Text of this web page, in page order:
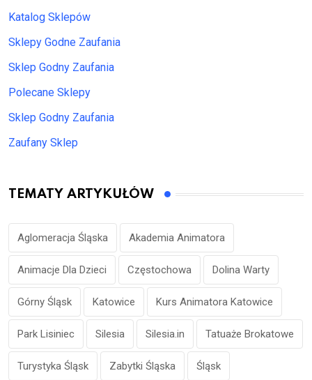
Katalog Sklepów
Sklepy Godne Zaufania
Sklep Godny Zaufania
Polecane Sklepy
Sklep Godny Zaufania
Zaufany Sklep
TEMATY ARTYKUŁÓW
Aglomeracja Śląska Akademia Animatora
Animacje Dla Dzieci Częstochowa Dolina Warty
Górny Śląsk Katowice Kurs Animatora Katowice
Park Lisiniec Silesia Silesia.in Tatuaże Brokatowe
Turystyka Śląsk Zabytki Śląska Śląsk